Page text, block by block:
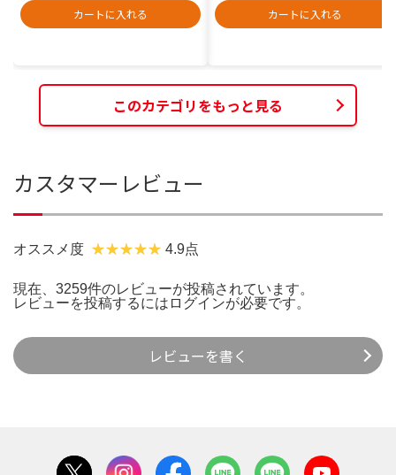
カートに入れる
カートに入れる
このカテゴリをもっと見る
カスタマーレビュー
オススメ度 4.9点
現在、3259件のレビューが投稿されています。
レビューを投稿するには ログインが必要です。
レビューを書く